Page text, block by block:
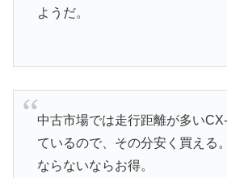
ようだ。
中古市場では走行距離が多い
ているので、その分安く買える
ならないならお得。